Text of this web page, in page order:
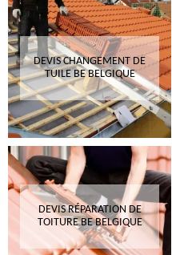
DEVIS CHANGEMENT DE
TUILE BE BELGIQUE
DEVIS RÉPARATION DE
TOITURE BE BELGIQUE